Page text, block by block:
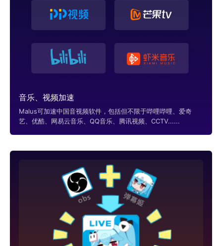
音乐、视频加速
Malus可加速中国音视频软件，包括但不限于哔哩哔哩、爱奇
艺、优酷、网易云音乐、QQ音乐、腾讯视频、CCTV......